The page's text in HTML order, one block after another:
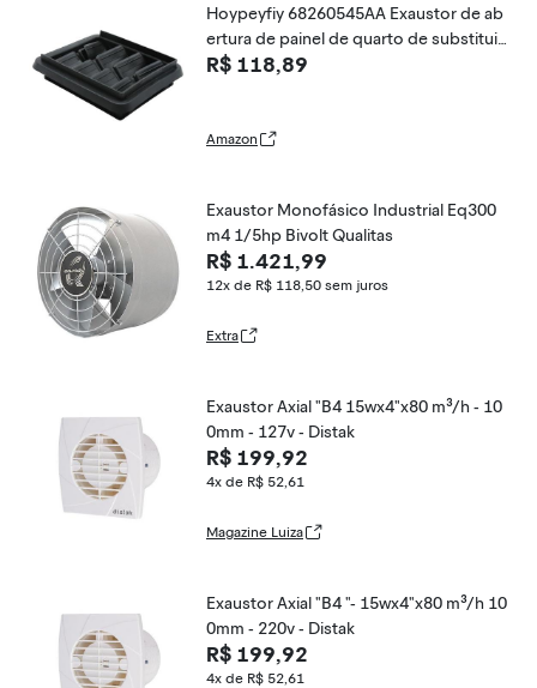
Hoypeyfiy 68260545AA Exaustor de ab
ertura de painel de quarto de substituiç
ão, exaustor de ventilação de quarto pa
R$ 118,89
Amazon
Exaustor Monofásico Industrial Eq300
m4 1/5hp Bivolt Qualitas
R$ 1.421,99
12x de R$ 118,50 sem juros
Extra
Exaustor Axial "B4 15wx4"x80 m³/h - 10
0mm - 127v - Distak
R$ 199,92
4x de R$ 52,61
Magazine Luiza
Exaustor Axial "B4 "- 15wx4"x80 m³/h 10
0mm - 220v - Distak
R$ 199,92
4x de R$ 52,61